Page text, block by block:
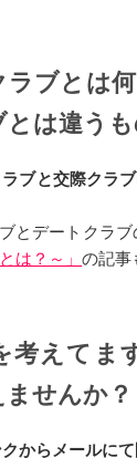
ラブとは
とは違う
ブと交際クラ
とデートクラ
は？～」の記事
考えてま
せんか？
からメールにて